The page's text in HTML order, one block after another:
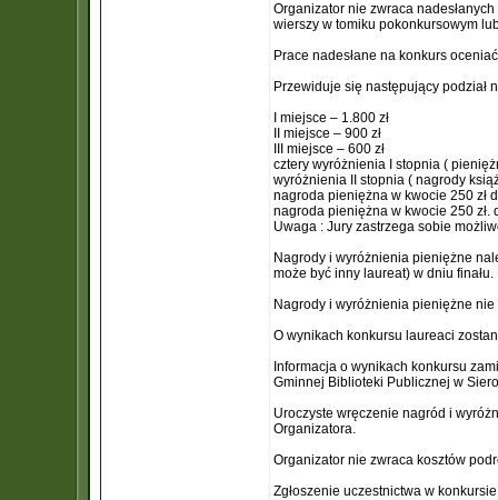
Organizator nie zwraca
wierszy w tomiku pokonkursowym
Prace nadesłane na konkurs
Przewiduje się następujący podział
I miejsce – 1.800 zł
II miejsce – 900 zł
III miejsce – 600 zł
cztery wyróżnienia I stopnia (
wyróżnienia II stopnia ( nagrody
nagroda pieniężna w kwocie 250 zł
nagroda pieniężna w kwocie 250
Uwaga : Jury zastrzega sobie
Nagrody i wyróżnienia pieniężne
może być inny laureat) w dniu finału.
Nagrody i wyróżnienia pieniężne
O wynikach konkursu laureaci
Informacja o wynikach konkursu
Gminnej Biblioteki Publicznej w
Uroczyste wręczenie nagród i
Organizatora.
Organizator nie zwraca kosztów
Zgłoszenie uczestnictwa w